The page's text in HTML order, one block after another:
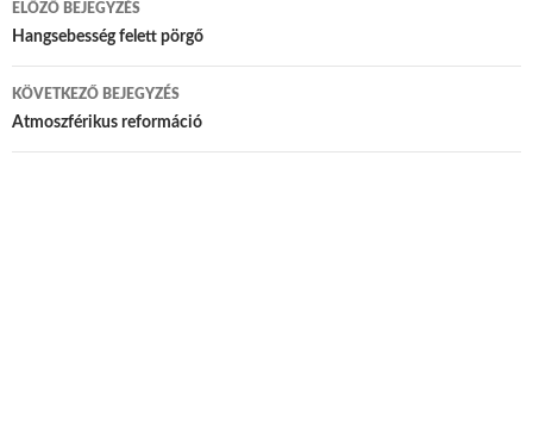
Bejegyzés navigáció
ELŐZŐ BEJEGYZÉS
Hangsebesség felett pörgő
KÖVETKEZŐ BEJEGYZÉS
Atmoszférikus reformáció